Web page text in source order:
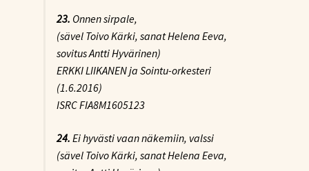
23. Onnen sirpale,
(sävel Toivo Kärki, sanat Helena Eeva,
sovitus Antti Hyvärinen)
ERKKI LIIKANEN ja Sointu-orkesteri
(1.6.2016)
ISRC FIA8M1605123
24. Ei hyvästi vaan näkemiin, valssi
(sävel Toivo Kärki, sanat Helena Eeva,